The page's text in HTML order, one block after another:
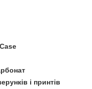
і принтів